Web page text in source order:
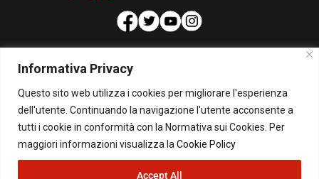
Informativa Privacy
Questo sito web utilizza i cookies per migliorare l'esperienza
dell'utente. Continuando la navigazione l'utente acconsente a
tutti i cookie in conformità con la Normativa sui Cookies. Per
maggiori informazioni visualizza la Cookie Policy
Accept All
PUBBLICITA'
Per la tua pubblicità su questo Blog:
pubblicita@beppegrillo.it
© Copyright 2026 - Il Blog di Beppe Grillo. All Rights Reserved - Powered by